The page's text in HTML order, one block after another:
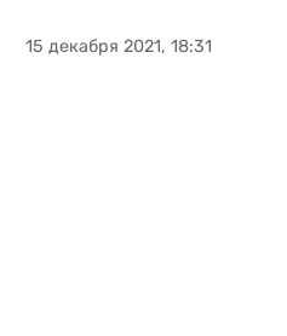
15 декабря 2021, 18:31